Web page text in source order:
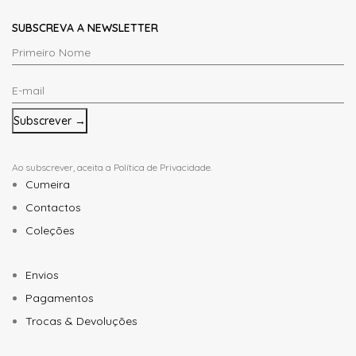
SUBSCREVA A NEWSLETTER
Primeiro
Nome
*
E-
mail
*
Ao subscrever, aceita a Política de Privacidade
Cumeira
Contactos
Coleções
Envios
Pagamentos
Trocas & Devoluções